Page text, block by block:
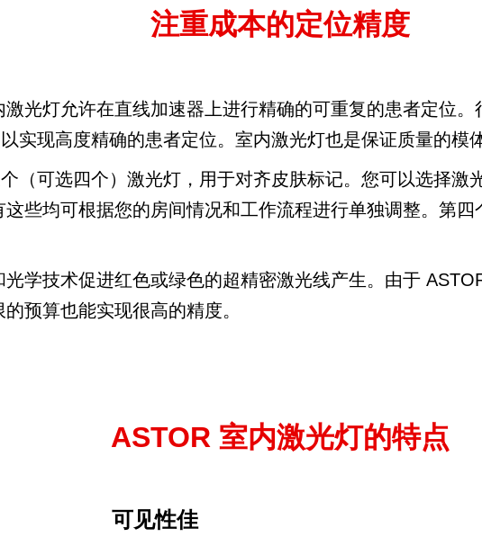
注重成本的定位精度
光灯允许在直线加速器上进行精确的可重复的患者定位
实现高度精确的患者定位。室内激光灯也是保证质量的模
（可选四个）激光灯，用于对齐皮肤标记。您可以选择激
些均可根据您的房间情况和工作流程进行单独调整。第
学技术促进红色或绿色的超精密激光线产生。由于
预算也能实现很高的精度。
ASTOR 室内激光灯的特点
可见性佳